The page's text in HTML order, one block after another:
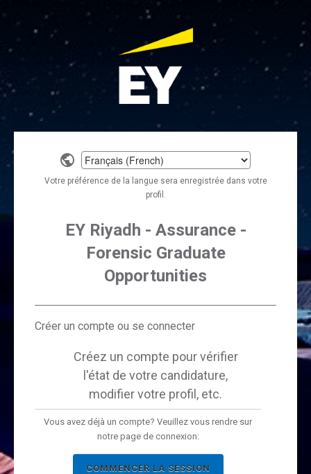
Select
a
language
Votre préférence de la langue sera enregistrée dans votre
profil.
EY Riyadh - Assurance -
Forensic Graduate
Opportunities
Créer un compte ou se connecter
Créez un compte pour vérifier
l'état de votre candidature,
modifier votre profil, etc.
Vous avez déjà un compte? Veuillez vous rendre sur
notre page de connexion:
COMMENCER LA SESSION